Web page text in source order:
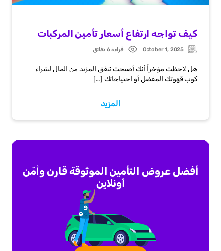
كيف تواجه ارتفاع أسعار تأمين المركبات
Updated:
October 1, 2025
Postقراءة 6 دقائق
هل لاحظت مؤخراً أنك أصبحت تنفق المزيد من المال لشراء
كوب قهوتك المفضل أو احتياجاتك […]
المزيد
أفضل عروض التأمين الموثوقة قارن وأمّن
أونلاين